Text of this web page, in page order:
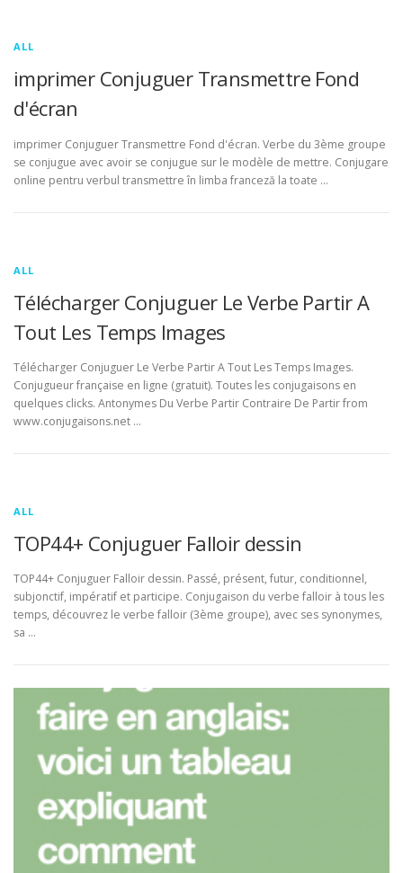
ALL
imprimer Conjuguer Transmettre Fond
d'écran
imprimer Conjuguer Transmettre Fond d'écran. Verbe du 3ème groupe
se conjugue avec avoir se conjugue sur le modèle de mettre. Conjugare
online pentru verbul transmettre în limba franceză la toate …
ALL
Télécharger Conjuguer Le Verbe Partir A
Tout Les Temps Images
Télécharger Conjuguer Le Verbe Partir A Tout Les Temps Images.
Conjugueur française en ligne (gratuit). Toutes les conjugaisons en
quelques clicks. Antonymes Du Verbe Partir Contraire De Partir from
www.conjugaisons.net …
ALL
TOP44+ Conjuguer Falloir dessin
TOP44+ Conjuguer Falloir dessin. Passé, présent, futur, conditionnel,
subjonctif, impératif et participe. Conjugaison du verbe falloir à tous les
temps, découvrez le verbe falloir (3ème groupe), avec ses synonymes,
sa …